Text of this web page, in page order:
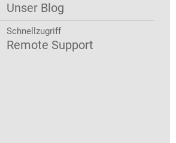
Unser Blog
Schnellzugriff
Remote Support